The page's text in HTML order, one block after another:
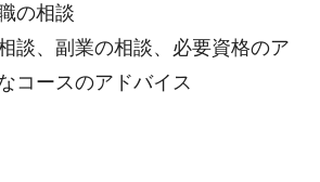
の相談
談、副業の相談、必要資格のア
コースのアドバイス